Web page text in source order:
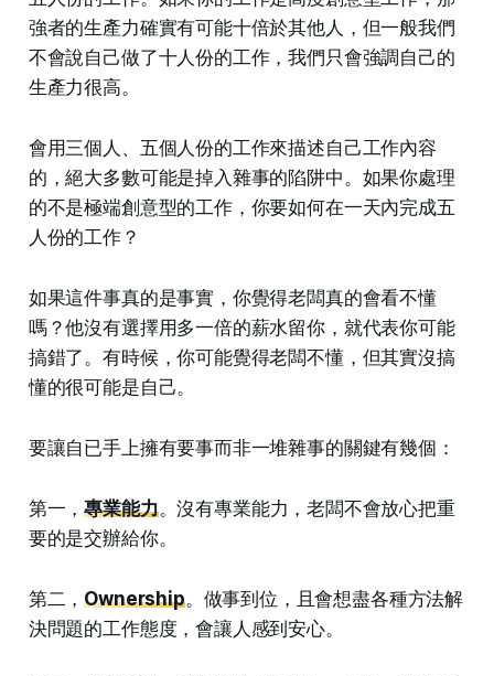
強者的生產力確實有可能十倍於其他人，但一般我們
不會說自己做了十人份的工作，我們只會強調自己的
生產力很高。
會用三個人、五個人份的工作來描述自己工作內容
的，絕大多數可能是掉入雜事的陷阱中。如果你處理
的不是極端創意型的工作，你要如何在一天內完成五
人份的工作？
如果這件事真的是事實，你覺得老闆真的會看不懂
嗎？他沒有選擇用多一倍的薪水留你，就代表你可能
搞錯了。有時候，你可能覺得老闆不懂，但其實沒搞
懂的很可能是自己。
要讓自已手上擁有要事而非一堆雜事的關鍵有幾個：
第一，專業能力。沒有專業能力，老闆不會放心把重
要的是交辦給你。
第二，Ownership。做事到位，且會想盡各種方法解
決問題的工作態度，會讓人感到安心。